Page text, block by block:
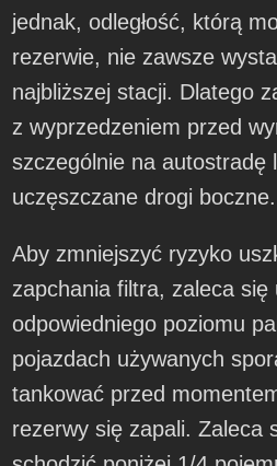
jednak, odległość, którą
rezerwie, nie zawsze
najbliższej stacji. Dlatego
z wyprzedzeniem przed
szczególnie na autostradę
uczęszczane drogi boczne.
Aby zmniejszyć ryzyko
zapchania filtra, zaleca się
odpowiedniego poziomu
pojazdach używanych
tankować przed
rezerwy się zapali. Zaleca